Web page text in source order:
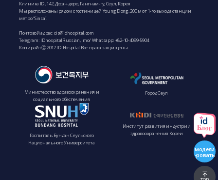
Клиника ID, 142, Досан-деро, Гангнам-гу, Сеул, Корея
Мы расположены рядом с гостиницей Young Dong, 200 м от 1-го выхода станции
метро “Sinsa”.
Почтовой адрес:cis@idhospital.com
Telegram: IDhospitalRussian, Imo/ Whatsapp: +82-10-4099-5904
Копирайтⓒ 2017 ID Hospital Все права защищены.
Министерство здравоохранения и
социального обеспечения
Город Сеул
Госпиталь Бундан Сеульского
Национального Университета
Институт развития индустрии
здравоохранения Кореи
модели
-ровать